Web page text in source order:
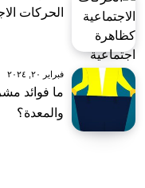
الحركات
فبراير ٢٠, ٢٠٢٤
ما فوائد
والمعدة؟